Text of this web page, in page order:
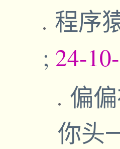
程序
; 24-
偏
你头